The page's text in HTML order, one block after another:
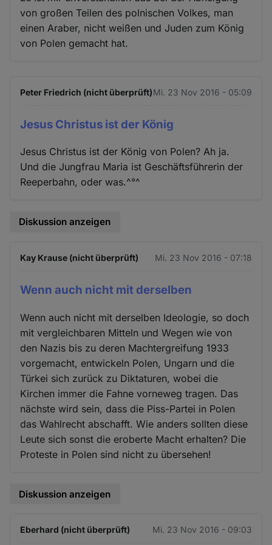
von großen Teilen des polnischen Volkes, man
einen Araber, nicht weißen und Juden zum König
von Polen gemacht hat.
Peter Friedrich (nicht überprüft)Mi. 23 Nov 2016 - 05:09
Jesus Christus ist der König
Jesus Christus ist der König von Polen? Ah ja.
Und die Jungfrau Maria ist Geschäftsführerin der
Reeperbahn, oder was.^°^
Diskussion anzeigen
Kay Krause (nicht überprüft) Mi. 23 Nov 2016 - 07:18
Wenn auch nicht mit derselben
Wenn auch nicht mit derselben Ideologie, so doch
mit vergleichbaren Mitteln und Wegen wie von
den Nazis bis zu deren Machtergreifung 1933
vorgemacht, entwickeln Polen, Ungarn und die
Türkei sich zurück zu Diktaturen, wobei die
Kirchen immer die Fahne vorneweg tragen. Das
nächste wird sein, dass die Piss-Partei in Polen
das Wahlrecht abschafft. Wie anders sollten diese
Leute sich sonst die eroberte Macht erhalten? Die
Proteste in Polen sind nicht zu übersehen!
Diskussion anzeigen
Eberhard (nicht überprüft) Mi. 23 Nov 2016 - 09:03